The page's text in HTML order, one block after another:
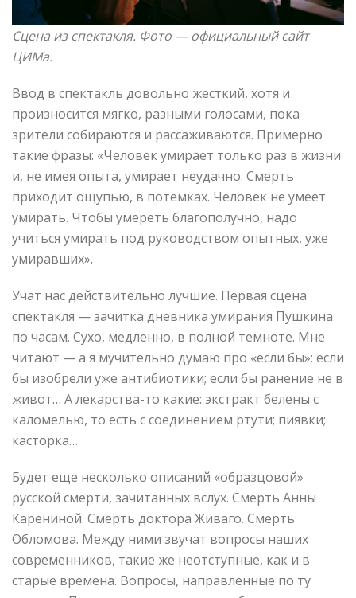
Сцена из спектакля. Фото —официальный сайт
ЦИМа.
Ввод в спектакль довольно жесткий, хотя и
произносится мягко, разными голосами, пока
зрители собираются и рассаживаются. Примерно
такие фразы: «Человек умирает только раз в жизни
и, не имея опыта, умирает неудачно. Смерть
приходит ощупью, в потемках. Человек не умеет
умирать. Чтобы умереть благополучно, надо
учиться умирать под руководством опытных, уже
умиравших».
Учат нас действительно лучшие. Первая сцена
спектакля — зачитка дневника умирания Пушкина
по часам. Сухо, медленно, в полной темноте. Мне
читают — а я мучительно думаю про «если бы»: если
бы изобрели уже антибиотики; если бы ранение не в
живот… А лекарства-то какие: экстракт белены с
каломелью, то есть с соединением ртути; пиявки;
касторка…
Будет еще несколько описаний «образцовой»
русской смерти, зачитанных вслух. Смерть Анны
Карениной. Смерть доктора Живаго. Смерть
Обломова. Между ними звучат вопросы наших
современников, такие же неотступные, как и в
старые времена. Вопросы, направленные по ту